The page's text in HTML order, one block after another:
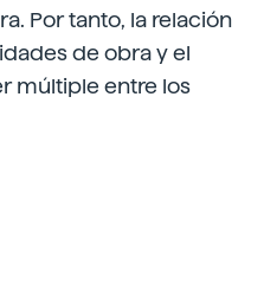
Por tanto, la relación
de obra y el
múltiple entre los